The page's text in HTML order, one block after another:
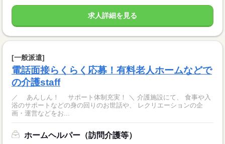
求人詳細を見る
[一般派遣]
電話面接らくらく応募！有料老人ホームなどで
の介護staff
／ あんしん！ サポート体制充実！ ＼ 介護施設にて、 食事や入
浴のサポートなどの身の回りのお世話や、 レクリエーションの企
画・運営などをお...
ホームヘルパー（訪問介護等）